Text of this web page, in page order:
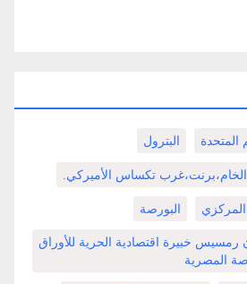
المتحدة البترول
تكساس الأميركي.
المركزي البورصة
رمسيس خبيرة اقتصادية الحرية للأوراق
المصرية